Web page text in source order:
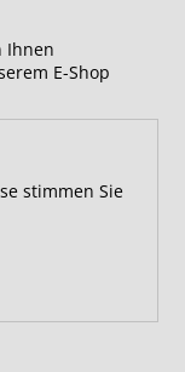
Ihnen
E-Shop
stimmen Sie